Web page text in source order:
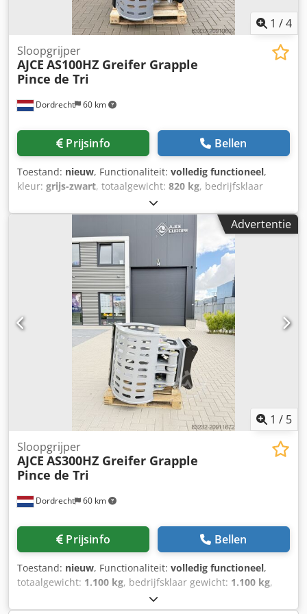
1 /4
Dordrecht 60 km
Sloopgrijper
AJCE AS100HZ Greifer Grapple
Pince de Tri
Prijsinfo Bellen
Toestand: nieuw, Functionaliteit: volledig functioneel,
kleur: grijs-zwart, totaalgewicht: 820 kg, bedrijfsklaar
2026
grapple is 820kg NON-rotating grapple. Standard with S-
adapter, changeable blades, double cylinder and
safety/holding cylinder valve. AS100HZ fits on 16-22ton
excavator. Dcedpfx Agex Tqlwonek It is reinforced model
which is suitable for heavy demolition job. We have
complete range of selector grapples available from 75kg to
2000kg in our Netherlands warehouse. Also available as
non-rotating version! Feel free to contact us for details. We
can ship worldwide. grijper, gripen, Pince de Tri, Greifer,
Advertentie
1 / 5
Dordrecht 60 km
Sloopgrijper
AJCE AS300HZ Greifer Grapple
Pince de Tri
Prijsinfo Bellen
Toestand: nieuw, Functionaliteit: volledig functioneel,
totaalgewicht: 1.100 kg, bedrijfsklaar gewicht: 1.100 kg,
2026
grijperhydrauliek, AJCE Europe AS300HZ grapple is 1100kg